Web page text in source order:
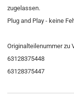
zugelassen.
Plug and Play - keine
Originalteilenummer zu
63128375448
63128375447